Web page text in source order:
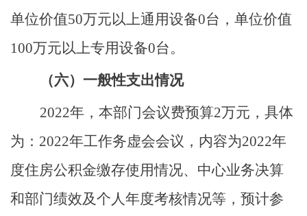
单位价值50万元以上通用设备0台，单位价值
100万元以上专用设备0台。
（六） 一般性支出情况
2022年，本部门会议费预算2万元，具体
为：2022年工作务虚会会议，内容为2022年
度住房公积金缴存使用情况、中心业务决算
和部门绩效及个人年度考核情况等，预计参